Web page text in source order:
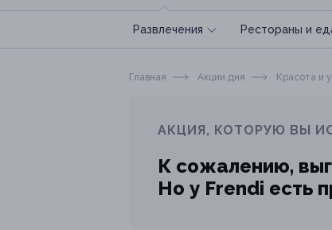
Развлечения Рестораны и
Главная Акции дня Красота и
АКЦИЯ, КОТОРУЮ ВЫ
К сожалению,
Но у Frendi есть